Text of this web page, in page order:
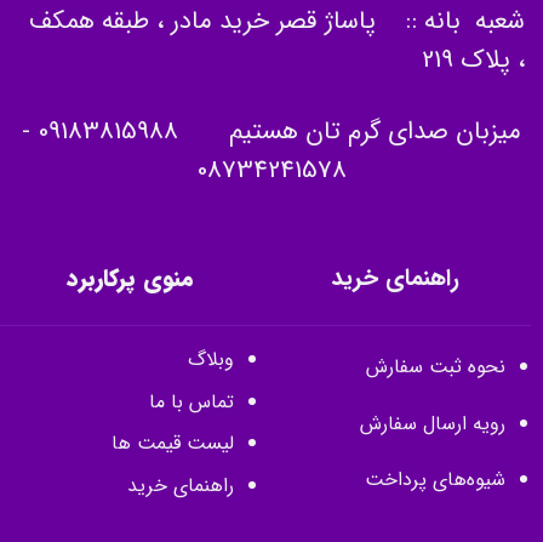
شعبه بانه :: پاساژ قصر خرید مادر ، طبقه همکف
، پلاک 219
میزبان صدای گرم تان هستیم 09183815988
-
08734241578
راهنمای خرید
نحوه ثبت سفارش
رویه ارسال سفارش
شیوه‌های پرداخت
منوی پرکاربرد
وبلاگ
تماس با ما
لیست قیمت ها
راهنمای خرید